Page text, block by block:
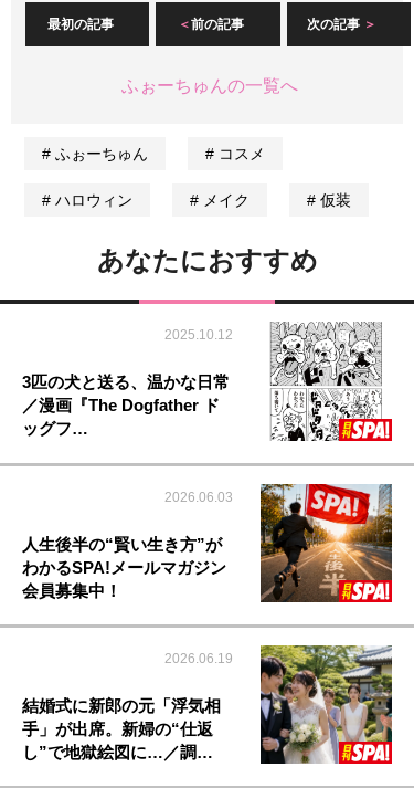
最初の記事 前の記事 次の記事
ふぉーちゅんの一覧へ
ふぉーちゅん コスメ
ハロウィン メイク 仮装
あなたにおすすめ
2025.10.12
3匹の犬と送る、温かな日常
／漫画『The Dogfather ド
ッグフ…
2026.06.03
人生後半の“賢い生き方”が
わかるSPA!メールマガジン
会員募集中！
2026.06.19
結婚式に新郎の元「浮気相
手」が出席。新婦の“仕返
し”で地獄絵図に…／調…